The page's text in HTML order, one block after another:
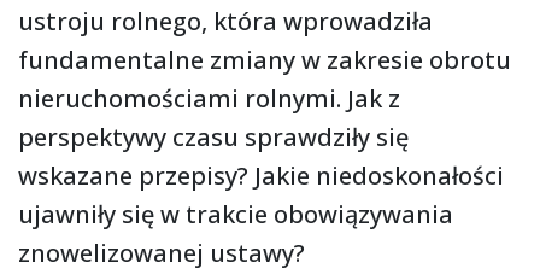
ustroju rolnego, która wprowadziła
fundamentalne zmiany w zakresie obrotu
nieruchomościami rolnymi. Jak z
perspektywy czasu sprawdziły się
wskazane przepisy? Jakie niedoskonałości
ujawniły się w trakcie obowiązywania
znowelizowanej ustawy?